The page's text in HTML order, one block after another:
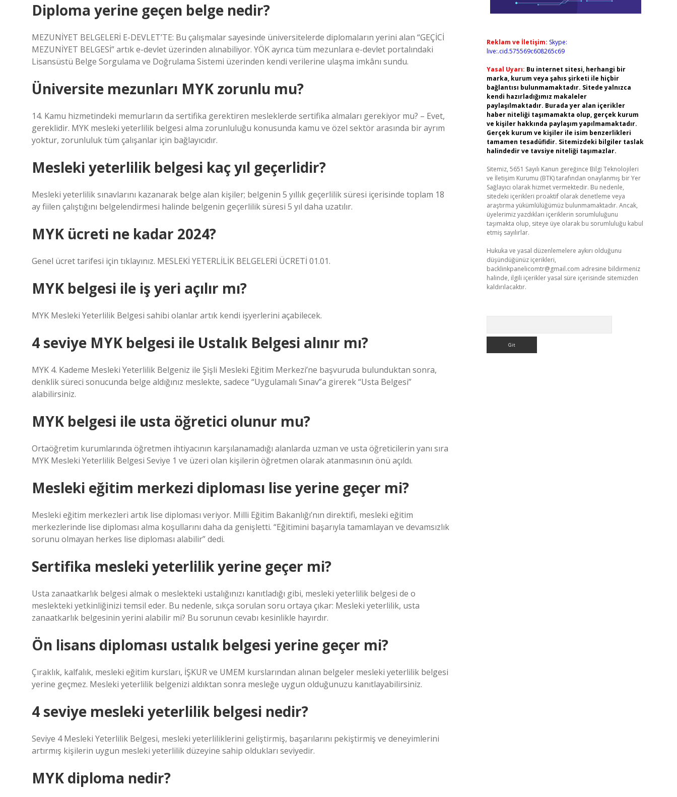
Diploma yerine geçen belge nedir?
MEZUNİYET BELGELERİ E-DEVLET’TE: Bu çalışmalar sayesinde üniversitelerde diplomaların yerini alan “GEÇİCİ
MEZUNİYET BELGESİ” artık e-devlet üzerinden alınabiliyor. YÖK ayrıca tüm mezunlara e-devlet portalındaki
Lisansüstü Belge Sorgulama ve Doğrulama Sistemi üzerinden kendi verilerine ulaşma imkânı sundu.
Üniversite mezunları MYK zorunlu mu?
14. Kamu hizmetindeki memurların da sertifika gerektiren mesleklerde sertifika almaları gerekiyor mu? – Evet,
gereklidir. MYK mesleki yeterlilik belgesi alma zorunluluğu konusunda kamu ve özel sektör arasında bir ayrım
yoktur, zorunluluk tüm çalışanlar için bağlayıcıdır.
Mesleki yeterlilik belgesi kaç yıl geçerlidir?
Mesleki yeterlilik sınavlarını kazanarak belge alan kişiler; belgenin 5 yıllık geçerlilik süresi içerisinde toplam 18
ay fiilen çalıştığını belgelendirmesi halinde belgenin geçerlilik süresi 5 yıl daha uzatılır.
MYK ücreti ne kadar 2024?
Genel ücret tarifesi için tıklayınız. MESLEKİ YETERLİLİK BELGELERİ ÜCRETİ 01.01.
MYK belgesi ile iş yeri açılır mı?
MYK Mesleki Yeterlilik Belgesi sahibi olanlar artık kendi işyerlerini açabilecek.
4 seviye MYK belgesi ile Ustalık Belgesi alınır mı?
MYK 4. Kademe Mesleki Yeterlilik Belgeniz ile Şişli Mesleki Eğitim Merkezi’ne başvuruda bulunduktan sonra,
denklik süreci sonucunda belge aldığınız meslekte, sadece “Uygulamalı Sınav”a girerek “Usta Belgesi”
alabilirsiniz.
MYK belgesi ile usta öğretici olunur mu?
Ortaöğretim kurumlarında öğretmen ihtiyacının karşılanamadığı alanlarda uzman ve usta öğreticilerin yanı sıra
MYK Mesleki Yeterlilik Belgesi Seviye 1 ve üzeri olan kişilerin öğretmen olarak atanmasının önü açıldı.
Mesleki eğitim merkezi diploması lise yerine geçer mi?
Mesleki eğitim merkezleri artık lise diploması veriyor. Milli Eğitim Bakanlığı’nın direktifi, mesleki eğitim
merkezlerinde lise diploması alma koşullarını daha da genişletti. “Eğitimini başarıyla tamamlayan ve devamsızlık
sorunu olmayan herkes lise diploması alabilir” dedi.
Sertifika mesleki yeterlilik yerine geçer mi?
Usta zanaatkarlık belgesi almak o meslekteki ustalığınızı kanıtladığı gibi, mesleki yeterlilik belgesi de o
meslekteki yetkinliğinizi temsil eder. Bu nedenle, sıkça sorulan soru ortaya çıkar: Mesleki yeterlilik, usta
zanaatkarlık belgesinin yerini alabilir mi? Bu sorunun cevabı kesinlikle hayırdır.
Ön lisans diploması ustalık belgesi yerine geçer mi?
Çıraklık, kalfalık, mesleki eğitim kursları, İŞKUR ve UMEM kurslarından alınan belgeler mesleki yeterlilik belgesi
yerine geçmez. Mesleki yeterlilik belgenizi aldıktan sonra mesleğe uygun olduğunuzu kanıtlayabilirsiniz.
4 seviye mesleki yeterlilik belgesi nedir?
Seviye 4 Mesleki Yeterlilik Belgesi, mesleki yeterliliklerini geliştirmiş, başarılarını pekiştirmiş ve deneyimlerini
artırmış kişilerin uygun mesleki yeterlilik düzeyine sahip oldukları seviyedir.
MYK diploma nedir?
Reklam ve İletişim: Skype:
live:.cid.575569c608265c69
Yasal Uyarı: Bu internet sitesi, herhangi bir
marka, kurum veya şahıs şirketi ile hiçbir
bağlantısı bulunmamaktadır. Sitede yalnızca
kendi hazırladığımız makaleler
paylaşılmaktadır. Burada yer alan içerikler
haber niteliği taşımamakta olup, gerçek kurum
ve kişiler hakkında paylaşım yapılmamaktadır.
Gerçek kurum ve kişiler ile isim benzerlikleri
tamamen tesadüfidir. Sitemizdeki bilgiler taslak
halindedir ve tavsiye niteliği taşımazlar.
Sitemiz, 5651 Sayılı Kanun gereğince Bilgi Teknolojileri
ve İletişim Kurumu (BTK) tarafından onaylanmış bir Yer
Sağlayıcı olarak hizmet vermektedir. Bu nedenle,
sitedeki içerikleri proaktif olarak denetleme veya
araştırma yükümlülüğümüz bulunmamaktadır. Ancak,
üyelerimiz yazdıkları içeriklerin sorumluluğunu
taşımakta olup, siteye üye olarak bu sorumluluğu kabul
etmiş sayılırlar.
Hukuka ve yasal düzenlemelere aykırı olduğunu
düşündüğünüz içerikleri,
backlinkpanelicomtr@gmail.com adresine bildirmeniz
halinde, ilgili içerikler yasal süre içerisinde sitemizden
kaldırılacaktır.